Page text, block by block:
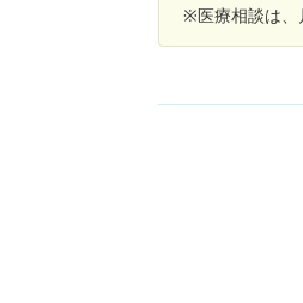
指で押すと中に
にしないで忘れ
るほどの出血
※医療相談は、